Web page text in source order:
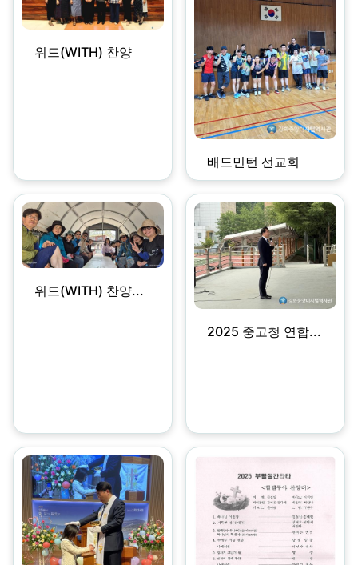
위드(WITH) 찬양
배드민턴 선교회
위드(WITH) 찬양...
2025 중고청 연합...